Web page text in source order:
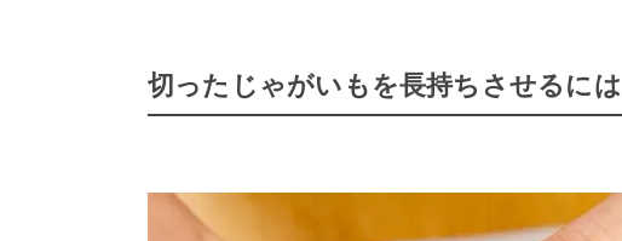
切ったじゃがいもを長持ちさせるには